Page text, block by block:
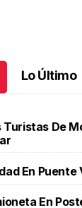
Lo Último
Turistas De
En Puente
En